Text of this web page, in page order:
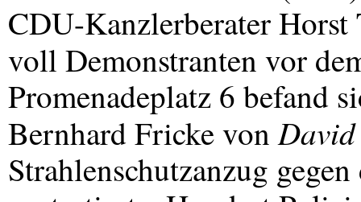
CDU-Kanzlerberater
voll Demonstranten vor
Promenadeplatz 6 befand
Bernhard Fricke von
Strahlenschutzanzug